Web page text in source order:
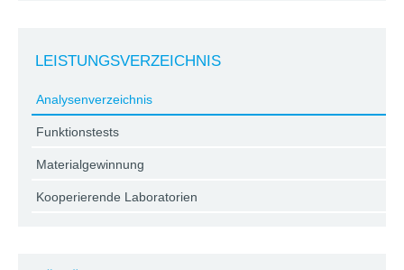
LEISTUNGSVERZEICHNIS
Analysenverzeichnis
Funktionstests
Materialgewinnung
Kooperierende Laboratorien